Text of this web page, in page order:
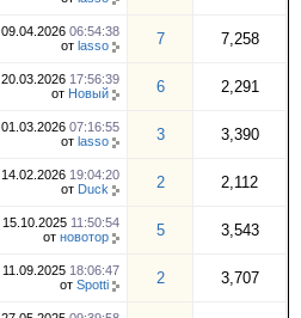
09.04.2026 06:54:38
от lasso 7 7,258
20.03.2026 17:56:39
от Новый 6 2,291
01.03.2026 07:16:55
от lasso 3 3,390
14.02.2026 19:04:20
от Duck 2 2,112
15.10.2025 11:50:54
от новотор 5 3,543
11.09.2025 18:06:47
от Spotti 2 3,707